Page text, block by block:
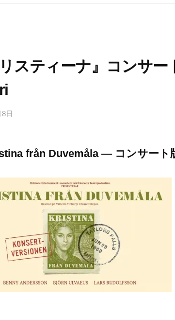
リスティーナ』コンサ
日
i
a
s
a
m
の
メ
ン
från Duvemåla ― コンサート